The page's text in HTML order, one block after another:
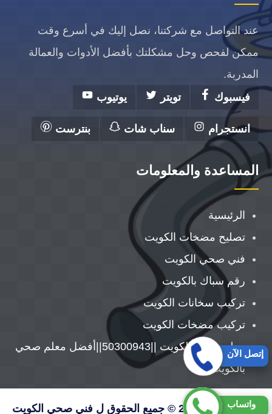
عند التواصل مع شركتنا، نصل إليك في أسرع وقت
ممكن لفحص وحل مشكلتك بأفضل الأدوات والعمالة
المدربة.
فيسبوك
تويتر يوتيوب
انستجرام سناب شات بنترست
المساعدة والمعلومات
الرئيسية
تصليح مضخات الكويت
فني صحي الكويت
رقم سباك بالكويت
تركيب سخانات الكويت
تركيب مضخات الكويت
معلم صحي الكويت ||50300943||أفضل معلم صحي
بالكويت
حقوق النشر 2026 © جميع الحقوق ل فني صحي الكويت
واتساب
إتصل الآن